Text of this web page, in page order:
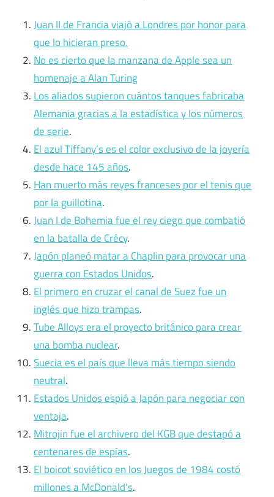
Juan II de Francia viajó a Londres por honor para
que lo hicieran preso.
No es cierto que la manzana de Apple sea un
homenaje a Alan Turing
Los aliados supieron cuántos tanques fabricaba
Alemania gracias a la estadística y los números
de serie.
El azul Tiffany’s es el color exclusivo de la joyería
desde hace 145 años.
Han muerto más reyes franceses por el tenis que
por la guillotina.
Juan I de Bohemia fue el rey ciego que combatió
en la batalla de Crécy.
Japón planeó matar a Chaplin para provocar una
guerra con Estados Unidos.
El primero en cruzar el canal de Suez fue un
inglés que hizo trampas.
Tube Alloys era el proyecto británico para crear
una bomba nuclear.
Suecia es el país que lleva más tiempo siendo
neutral.
Estados Unidos espió a Japón para negociar con
ventaja.
Mitrojin fue el archivero del KGB que destapó a
centenares de espías.
El boicot soviético en los Juegos de 1984 costó
millones a McDonald’s.